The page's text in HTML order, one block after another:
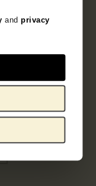
andprivacy